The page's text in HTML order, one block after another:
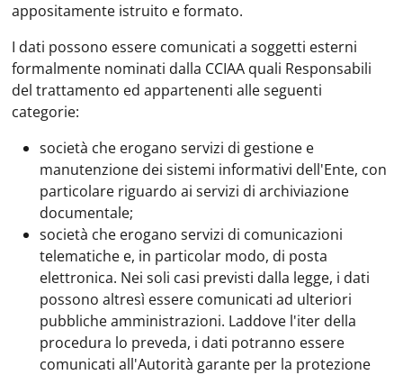
appositamente istruito e formato.
I dati possono essere comunicati a soggetti esterni
formalmente nominati dalla CCIAA quali Responsabili
del trattamento ed appartenenti alle seguenti
categorie:
società che erogano servizi di gestione e
manutenzione dei sistemi informativi dell'Ente, con
particolare riguardo ai servizi di archiviazione
documentale;
società che erogano servizi di comunicazioni
telematiche e, in particolar modo, di posta
elettronica. Nei soli casi previsti dalla legge, i dati
possono altresì essere comunicati ad ulteriori
pubbliche amministrazioni. Laddove l'iter della
procedura lo preveda, i dati potranno essere
comunicati all'Autorità garante per la protezione